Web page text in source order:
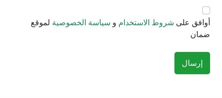
أوافق على شروط الاستخدام و سياسة الخصوصية لموقع
ضمان
إرسال